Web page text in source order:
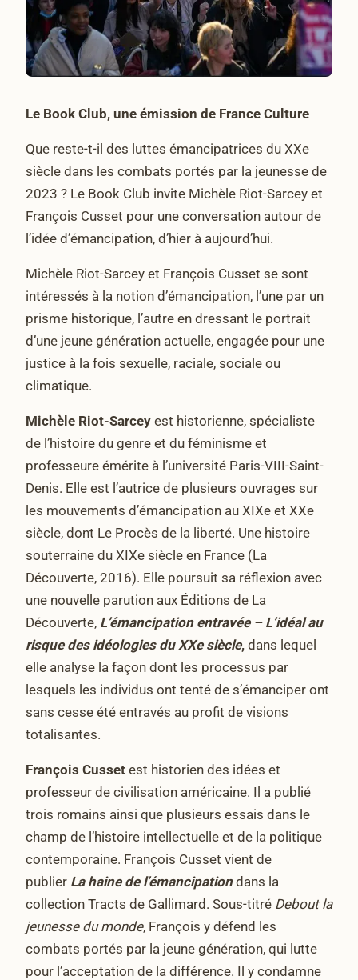
Le Book Club, une émission de France Culture
Que reste-t-il des luttes émancipatrices du XXe
siècle dans les combats portés par la jeunesse de
2023 ? Le Book Club invite Michèle Riot-Sarcey et
François Cusset pour une conversation autour de
l’idée d’émancipation, d’hier à aujourd’hui.
Michèle Riot-Sarcey et François Cusset se sont
intéressés à la notion d’émancipation, l’une par un
prisme historique, l’autre en dressant le portrait
d’une jeune génération actuelle, engagée pour une
justice à la fois sexuelle, raciale, sociale ou
climatique.
Michèle Riot-Sarcey est historienne, spécialiste
de l’histoire du genre et du féminisme et
professeure émérite à l’université Paris-VIII-Saint-
Denis. Elle est l’autrice de plusieurs ouvrages sur
les mouvements d’émancipation au XIXe et XXe
siècle, dont Le Procès de la liberté. Une histoire
souterraine du XIXe siècle en France (La
Découverte, 2016). Elle poursuit sa réflexion avec
une nouvelle parution aux Éditions de La
Découverte, L’émancipation entravée – L’idéal au
risque des idéologies du XXe siècle, dans lequel
elle analyse la façon dont les processus par
lesquels les individus ont tenté de s’émanciper ont
sans cesse été entravés au profit de visions
totalisantes.
François Cusset est historien des idées et
professeur de civilisation américaine. Il a publié
trois romains ainsi que plusieurs essais dans le
champ de l’histoire intellectuelle et de la politique
contemporaine. François Cusset vient de
publier La haine de l’émancipationdans la
collection Tracts de Gallimard. Sous-titré Debout la
jeunesse du monde, François y défend les
combats portés par la jeune génération, qui lutte
pour l’acceptation de la différence. Il y condamne